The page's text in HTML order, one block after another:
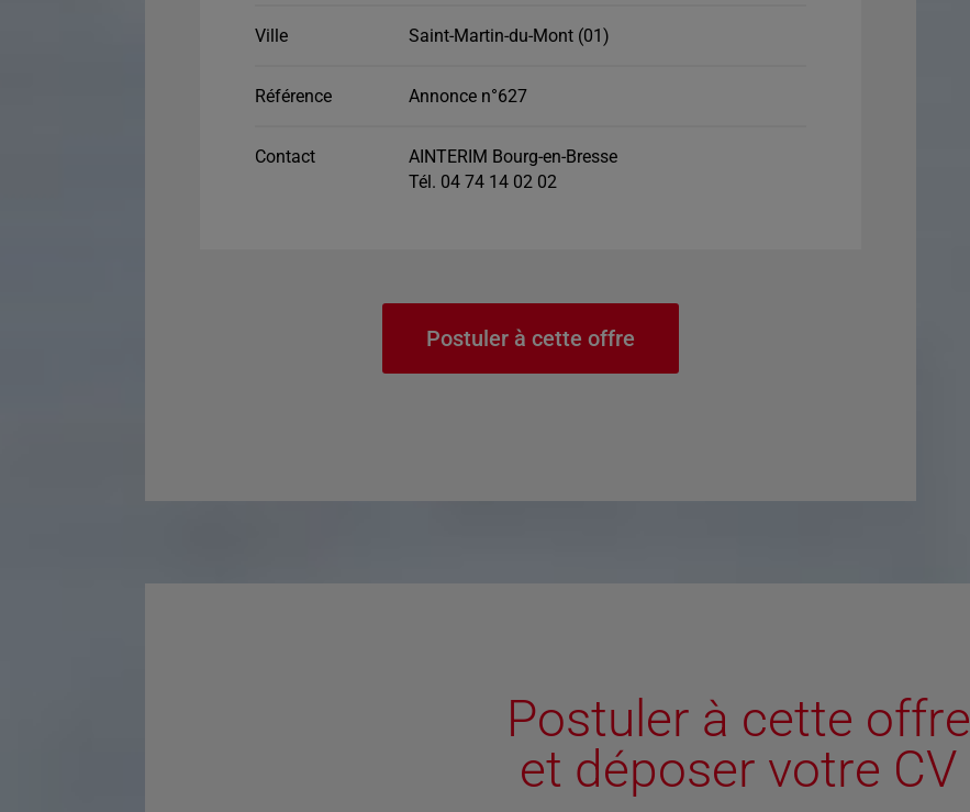
Ville Saint-Martin-du-Mont (01)
Référence Annonce n°627
Contact
AINTERIM Bourg-en-Bresse
Tél. 04 74 14 02 02
Postuler à cette offre
Postuler à cette offre
et déposer votre CV